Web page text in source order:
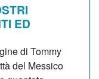
ED
di Tommy
del Messico